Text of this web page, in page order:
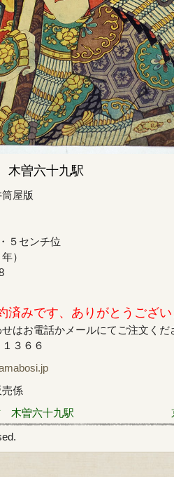
曽六十九駅
屋版
５センチ位
）
済みです、ありがとうござい
はお電話かメールにてご注文くだ
３６６
係
曽六十九駅